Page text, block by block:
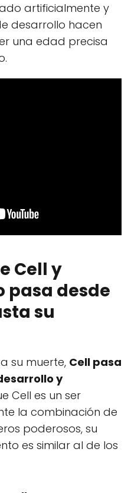
artificialmente y
desarrollo hacen
una edad precisa
Cell y
pasa desde
su
su muerte, Cell pasa
y
Cell es un ser
la combinación de
poderosos, su
es similar al de los